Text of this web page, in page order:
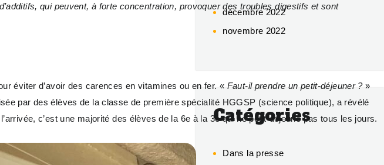
qui peuvent, à forte concentration, provoquer des troubles digestifs et sont
éviter d’avoir des carences en vitamines ou en fer. « Faut-il prendre un petit-déjeuner ?»
par des élèves de la classe de première spécialité HGGSP (science politique), a révélé
c’est une majorité des élèves de la 6e à la 3e qui ne petit-déjeune pas tous les jours.
décembre 2022
novembre 2022
Catégories
Dans la presse